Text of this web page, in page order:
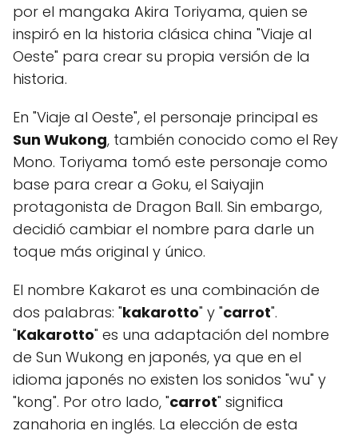
por el mangaka Akira Toriyama, quien se
inspiró en la historia clásica china "Viaje al
Oeste" para crear su propia versión de la
historia.
En "Viaje al Oeste", el personaje principal es
Sun Wukong, también conocido como el Rey
Mono. Toriyama tomó este personaje como
base para crear a Goku, el Saiyajin
protagonista de Dragon Ball. Sin embargo,
decidió cambiar el nombre para darle un
toque más original y único.
El nombre Kakarot es una combinación de
dos palabras: "kakarotto" y "carrot".
"Kakarotto" es una adaptación del nombre
de Sun Wukong en japonés, ya que en el
idioma japonés no existen los sonidos "wu" y
"kong". Por otro lado, "carrot" significa
zanahoria en inglés. La elección de esta